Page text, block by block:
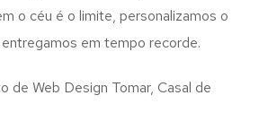
o céu é o limite, personalizamos o
em tempo recorde.
de Web Design Tomar, Casal de